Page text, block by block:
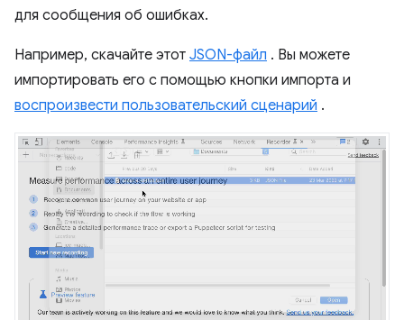
для сообщения об ошибках.
Например, скачайте этот JSON-файл . Вы можете
импортировать его с помощью кнопки импорта и
воспроизвести пользовательский сценарий .